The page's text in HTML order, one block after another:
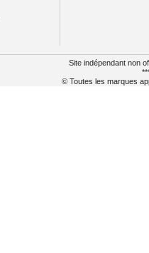
Site indépendant non
© Toutes les marques